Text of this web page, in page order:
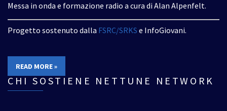
Messa in onda e formazione radio a cura di Alan Alpenfelt.
Progetto sostenuto dalla FSRC/SRKS e InfoGiovani.
READ MORE »
CHI SOSTIENE NETTUNE NETWORK